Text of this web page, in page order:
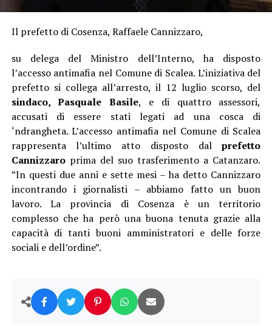
Il prefetto di Cosenza, Raffaele Cannizzaro,
su delega del Ministro dell’Interno, ha disposto
l’accesso antimafia nel Comune di Scalea. L’iniziativa del
prefetto si collega all’arresto, il 12 luglio scorso, del
sindaco, Pasquale Basile, e di quattro assessori,
accusati di essere stati legati ad una cosca di
‘ndrangheta. L’accesso antimafia nel Comune di Scalea
rappresenta l’ultimo atto disposto dalprefetto
Cannizzaroprima del suo trasferimento a Catanzaro.
”In questi due anni e sette mesi – ha detto Cannizzaro
incontrando i giornalisti – abbiamo fatto un buon
lavoro. La provincia di Cosenza è un territorio
complesso che ha però una buona tenuta grazie alla
capacità di tanti buoni amministratori e delle forze
sociali e dell’ordine”.